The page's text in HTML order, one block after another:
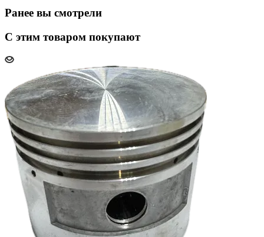
Ранее вы смотрели
С этим товаром покупают